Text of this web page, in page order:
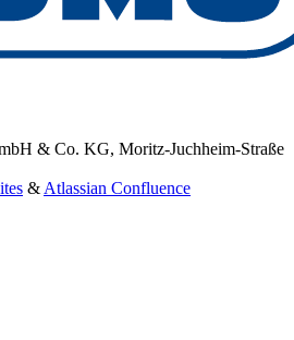
& Co. KG, Moritz-Juchheim-Straße
& Atlassian Confluence